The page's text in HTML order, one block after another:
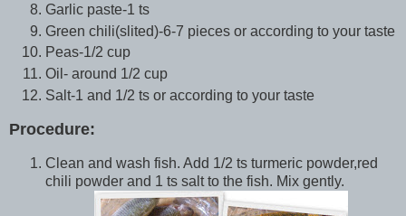
Garlic paste-1 ts
Green chili(slited)-6-7 pieces or according to your taste
Peas-1/2 cup
Oil- around 1/2 cup
Salt-1 and 1/2 ts or according to your taste
Procedure:
Clean and wash fish. Add 1/2 ts turmeric powder,red
chili powder and 1 ts salt to the fish. Mix gently.